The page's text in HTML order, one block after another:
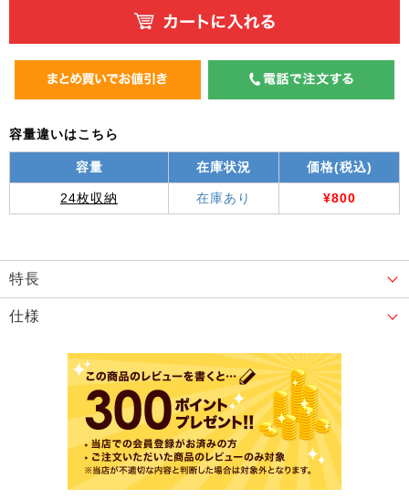
容量違いはこちら
容量 在庫状況 価格(税込)
24枚収納 在庫あり ¥800
特長
仕様